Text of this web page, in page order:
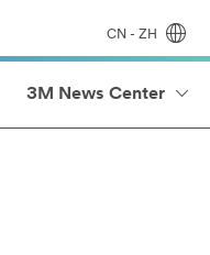
CN - ZH
3M News Center